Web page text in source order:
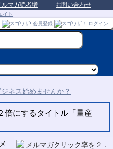
ルマガ読者増 お問い合わせ
倍にするタイトル「量産